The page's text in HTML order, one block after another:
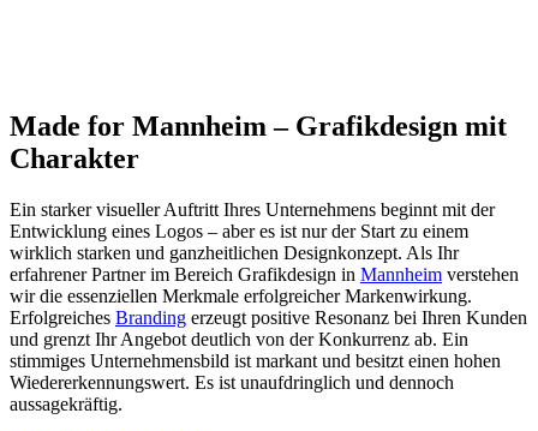
Made for Mannheim – Grafikdesign mit
Charakter
Ein starker visueller Auftritt Ihres Unternehmens beginnt mit der
Entwicklung eines Logos – aber es ist nur der Start zu einem
wirklich starken und ganzheitlichen Designkonzept. Als Ihr
erfahrener Partner im Bereich Grafikdesign in Mannheim verstehen
wir die essenziellen Merkmale erfolgreicher Markenwirkung.
Erfolgreiches Branding erzeugt positive Resonanz bei Ihren Kunden
und grenzt Ihr Angebot deutlich von der Konkurrenz ab. Ein
stimmiges Unternehmensbild ist markant und besitzt einen hohen
Wiedererkennungswert. Es ist unaufdringlich und dennoch
aussagekräftig.